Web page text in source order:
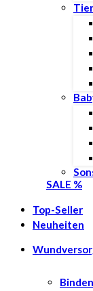
SALE %
Top-Seller
Neuheiten
Binden